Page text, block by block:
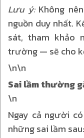
Lưu ý:Không
nguồn duy nhất.
sát, tham khảo
trường — sẽ cho
\n\n
Sai lầm thường
\n
Ngay cả người
những sai lầm sau: